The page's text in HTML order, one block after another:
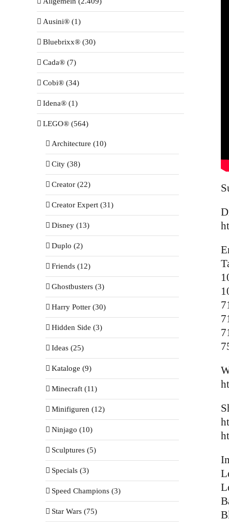
Ausini® (1)
Bluebrixx® (30)
Cada® (7)
Cobi® (34)
Idena® (1)
LEGO® (564)
Architecture (10)
City (38)
Creator (22)
Creator Expert (31)
Disney (13)
Duplo (2)
Friends (12)
Ghostbusters (3)
Harry Potter (30)
Hidden Side (3)
Ideas (25)
Kataloge (9)
Minecraft (11)
Minifiguren (12)
Ninjago (10)
Sculptures (5)
Specials (3)
Speed Champions (3)
Star Wars (75)